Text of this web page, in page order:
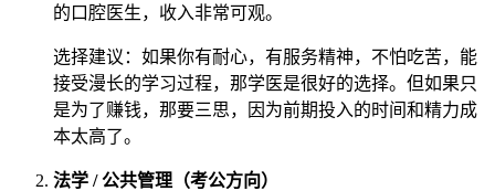
的口腔医生，收入非常可观。
选择建议：如果你有耐心，有服务精神，不怕吃苦，能
接受漫长的学习过程，那学医是很好的选择。但如果只
是为了赚钱，那要三思，因为前期投入的时间和精力成
本太高了。
法学 / 公共管理（考公方向）